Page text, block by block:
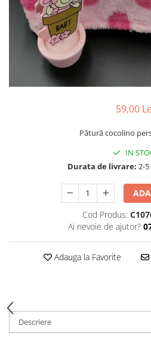
Pachete marturii
Pungi si cutii prajituri
Sticle si borcane
Cutii flori de hartie
Cutii flori de sapun
Cutii flori mixte
Cutii LUX
Aranjamente tematice
Toamna și Halloween
59,00
Pătură cocolino
IN
Durata de livrare: 2-
Cod Produs:
Ai nevoie de ajutor?
Adauga la Favorite
Descriere